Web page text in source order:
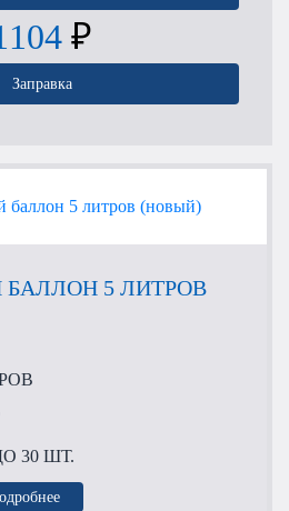
₽
Заправка
5 ЛИТРОВ
30 ШТ.